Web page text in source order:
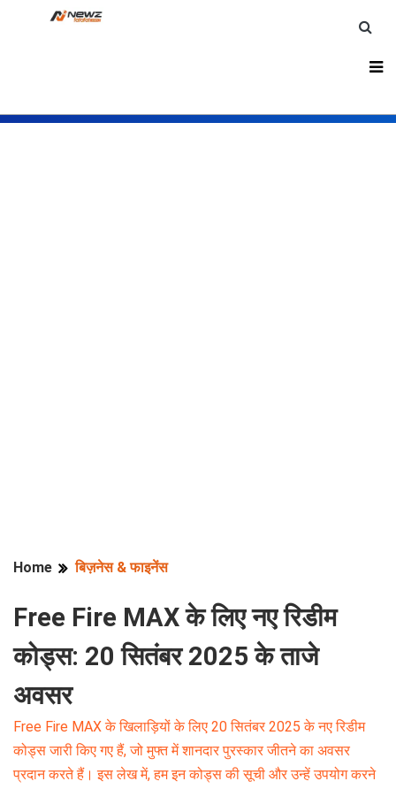
Home बिज़नेस & फाइनेंस
Free Fire MAX के लिए नए रिडीम
कोड्स: 20 सितंबर 2025 के ताजे
अवसर
Free Fire MAX के खिलाड़ियों के लिए 20 सितंबर 2025 के नए रिडीम
कोड्स जारी किए गए हैं, जो मुफ्त में शानदार पुरस्कार जीतने का अवसर
प्रदान करते हैं। इस लेख में, हम इन कोड्स की सूची और उन्हें उपयोग करने